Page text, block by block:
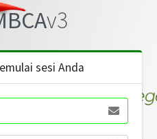
v3
sesi Anda